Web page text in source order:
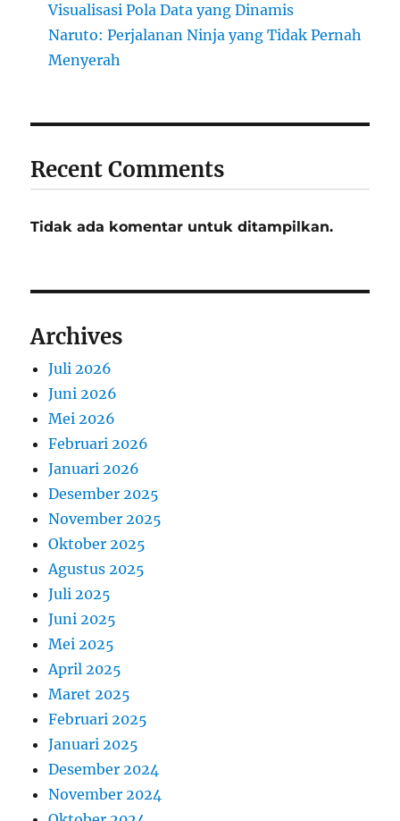
Visualisasi Pola Data yang Dinamis
Naruto: Perjalanan Ninja yang Tidak Pernah
Menyerah
Recent Comments
Tidak ada komentar untuk ditampilkan.
Archives
Juli 2026
Juni 2026
Mei 2026
Februari 2026
Januari 2026
Desember 2025
November 2025
Oktober 2025
Agustus 2025
Juli 2025
Juni 2025
Mei 2025
April 2025
Maret 2025
Februari 2025
Januari 2025
Desember 2024
November 2024